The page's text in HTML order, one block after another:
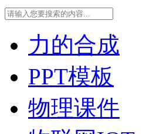
力的合成
PPT模板
物理课件